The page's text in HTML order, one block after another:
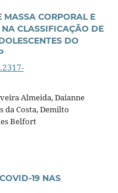
CORPORAL E
CLASSIFICAÇÃO DE
DO
Almeida, Daianne
da Costa, Demilto
Belfort
19 NAS